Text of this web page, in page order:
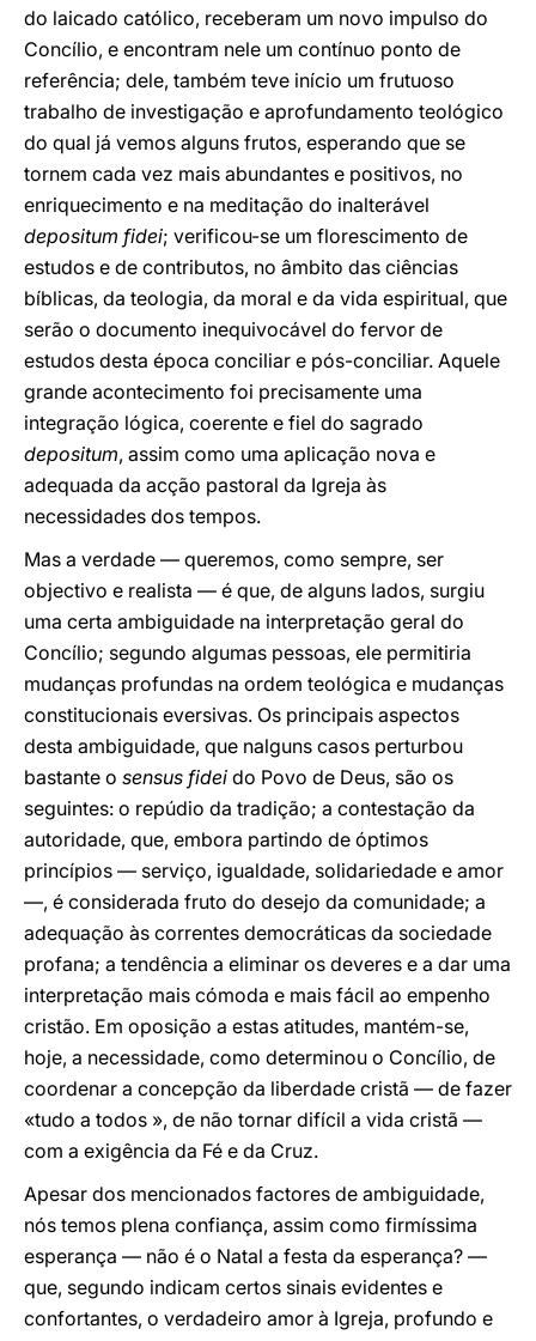
do laicado católico, receberam um novo impulso do
Concílio, e encontram nele um contínuo ponto de
referência; dele, também teve início um frutuoso
trabalho de investigação e aprofundamento teológico
do qual já vemos alguns frutos, esperando que se
tornem cada vez mais abundantes e positivos, no
enriquecimento e na meditação do inalterável
depositum fidei; verificou-se um florescimento de
estudos e de contributos, no âmbito das ciências
bíblicas, da teologia, da moral e da vida espiritual, que
serão o documento inequivocável do fervor de
estudos desta época conciliar e pós-conciliar. Aquele
grande acontecimento foi precisamente uma
integração lógica, coerente e fiel do sagrado
depositum, assim como uma aplicação nova e
adequada da acção pastoral da Igreja às
necessidades dos tempos.
Mas a verdade — queremos, como sempre, ser
objectivo e realista — é que, de alguns lados, surgiu
uma certa ambiguidade na interpretação geral do
Concílio; segundo algumas pessoas, ele permitiria
mudanças profundas na ordem teológica e mudanças
constitucionais eversivas. Os principais aspectos
desta ambiguidade, que nalguns casos perturbou
bastante o sensus fidei do Povo de Deus, são os
seguintes: o repúdio da tradição; a contestação da
autoridade, que, embora partindo de óptimos
princípios — serviço, igualdade, solidariedade e amor
—, é considerada fruto do desejo da comunidade; a
adequação às correntes democráticas da sociedade
profana; a tendência a eliminar os deveres e a dar uma
interpretação mais cómoda e mais fácil ao empenho
cristão. Em oposição a estas atitudes, mantém-se,
hoje, a necessidade, como determinou o Concílio, de
coordenar a concepção da liberdade cristã — de fazer
«tudo a todos », de não tornar difícil a vida cristã —
com a exigência da Fé e da Cruz.
Apesar dos mencionados factores de ambiguidade,
nós temos plena confiança, assim como firmíssima
esperança — não é o Natal a festa da esperança? —
que, segundo indicam certos sinais evidentes e
confortantes, o verdadeiro amor à Igreja, profundo e